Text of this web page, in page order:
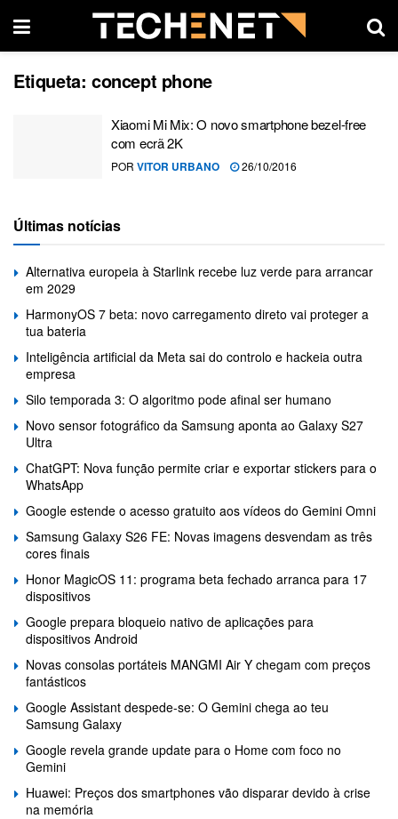
Etiqueta: concept phone
Xiaomi Mi Mix: O novo smartphone bezel-free
com ecrã 2K
POR VITOR URBANO 26/10/2016
Últimas notícias
Alternativa europeia à Starlink recebe luz verde para arrancar
em 2029
HarmonyOS 7 beta: novo carregamento direto vai proteger a
tua bateria
Inteligência artificial da Meta sai do controlo e hackeia outra
empresa
Silo temporada 3: O algoritmo pode afinal ser humano
Novo sensor fotográfico da Samsung aponta ao Galaxy S27
Ultra
ChatGPT: Nova função permite criar e exportar stickers para o
WhatsApp
Google estende o acesso gratuito aos vídeos do Gemini Omni
Samsung Galaxy S26 FE: Novas imagens desvendam as três
cores finais
Honor MagicOS 11: programa beta fechado arranca para 17
dispositivos
Google prepara bloqueio nativo de aplicações para
dispositivos Android
Novas consolas portáteis MANGMI Air Y chegam com preços
fantásticos
Google Assistant despede-se: O Gemini chega ao teu
Samsung Galaxy
Google revela grande update para o Home com foco no
Gemini
Huawei: Preços dos smartphones vão disparar devido à crise
na memória